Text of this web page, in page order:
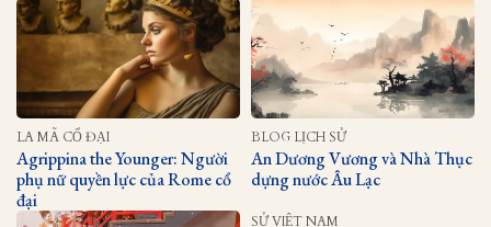
LA MÃ CỔ ĐẠI
Agrippina the Younger: Người
phụ nữ quyền lực của Rome cổ
đại
BLOG LỊCH SỬ
An Dương Vương và Nhà Thục
dựng nước Âu Lạc
SỬ VIỆT NAM